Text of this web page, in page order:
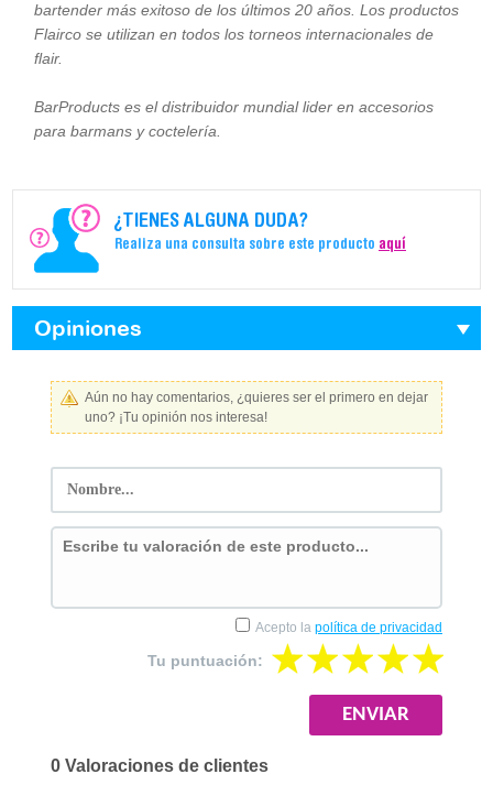
bartender más exitoso de los últimos 20 años. Los productos
Flairco se utilizan en todos los torneos internacionales de
flair.
BarProducts es el distribuidor mundial lider en accesorios
para barmans y coctelería.
¿TIENES ALGUNA DUDA?
Realiza una consulta sobre este producto aquí
Opiniones
Aún no hay comentarios, ¿quieres ser el primero en dejar
uno? ¡Tu opinión nos interesa!
0 Valoraciones de clientes
Tu puntuación:
Acepto la política de privacidad